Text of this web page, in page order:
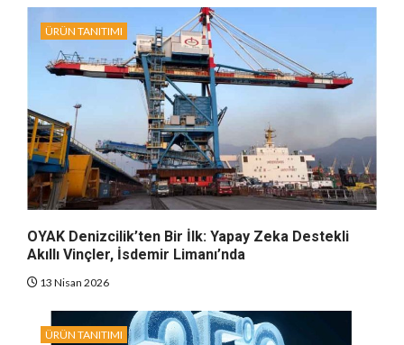
ÜRÜN TANITIMI
OYAK Denizcilik’ten Bir İlk: Yapay Zeka Destekli
Akıllı Vinçler, İsdemir Limanı’nda
13 Nisan 2026
ÜRÜN TANITIMI